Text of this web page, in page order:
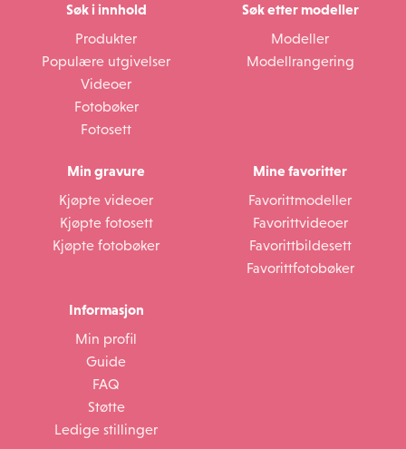
Søk i innhold
Produkter
Populære utgivelser
Videoer
Fotobøker
Fotosett
Søk etter modeller
Modeller
Modellrangering
Min gravure
Kjøpte videoer
Kjøpte fotosett
Kjøpte fotobøker
Mine favoritter
Favorittmodeller
Favorittvideoer
Favorittbildesett
Favorittfotobøker
Informasjon
Min profil
Guide
FAQ
Støtte
Ledige stillinger